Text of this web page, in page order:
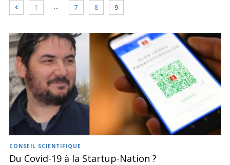
1 … 7 8 9
CONSEIL SCIENTIFIQUE
Du Covid-19 à la Startup-Nation ?